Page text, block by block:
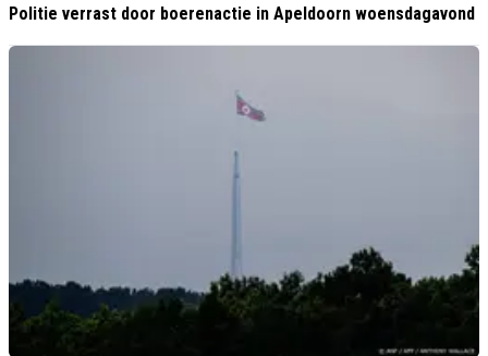
Politie verrast door boerenactie in Apeldoorn woensdagavond